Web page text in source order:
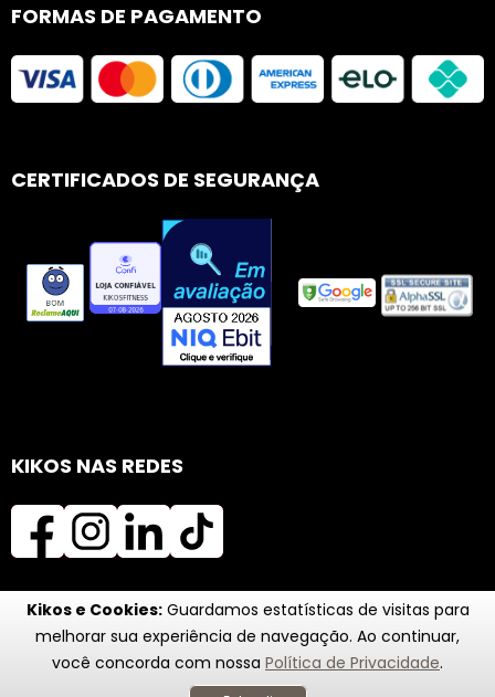
Kikos e Cookies:Guardamos estatísticas de visitas para
melhorar sua experiência de navegação. Ao continuar,
você concorda com nossa Política de Privacidade.
FORMAS DE PAGAMENTO
CERTIFICADOS DE SEGURANÇA
KIKOS NAS REDES